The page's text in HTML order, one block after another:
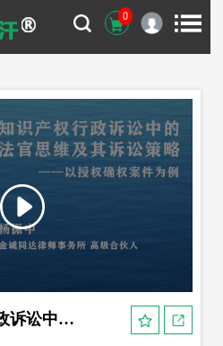
0
杨振中 | 知识产权行政诉讼中的法官思维及其诉讼策略